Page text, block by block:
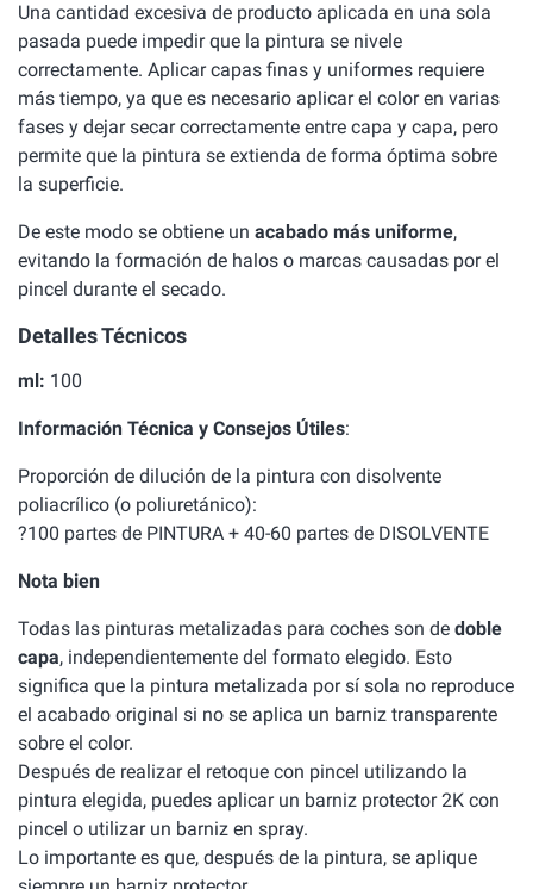
Una cantidad excesiva de producto aplicada en una sola
pasada puede impedir que la pintura se nivele
correctamente. Aplicar capas finas y uniformes requiere
más tiempo, ya que es necesario aplicar el color en varias
fases y dejar secar correctamente entre capa y capa, pero
permite que la pintura se extienda de forma óptima sobre
la superficie.
De este modo se obtiene un acabado más uniforme,
evitando la formación de halos o marcas causadas por el
pincel durante el secado.
Detalles Técnicos
ml: 100
Información Técnica y Consejos Útiles:
Proporción de dilución de la pintura con disolvente
poliacrílico (o poliuretánico):
?100 partes de PINTURA + 40-60 partes de DISOLVENTE
Nota bien
Todas las pinturas metalizadas para coches son de doble
capa, independientemente del formato elegido. Esto
significa que la pintura metalizada por sí sola no reproduce
el acabado original si no se aplica un barniz transparente
sobre el color.
Después de realizar el retoque con pincel utilizando la
pintura elegida, puedes aplicar un barniz protector 2K con
pincel o utilizar un barniz en spray.
Lo importante es que, después de la pintura, se aplique